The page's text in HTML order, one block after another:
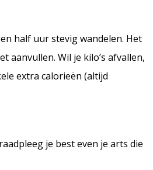
half uur stevig wandelen. Het
aanvullen. Wil je kilo’s afvallen,
extra calorieën (altijd
je best even je arts die